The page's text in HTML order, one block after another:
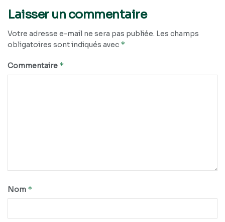
Laisser un commentaire
Votre adresse e-mail ne sera pas publiée. Les champs
obligatoires sont indiqués avec *
Commentaire *
Nom *